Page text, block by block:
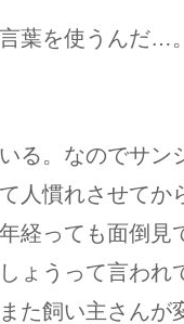
葉を使うんだ…
る。なのでサン
人慣れさせてか
経っても面倒見
ょうって言われ
た飼い主さんが